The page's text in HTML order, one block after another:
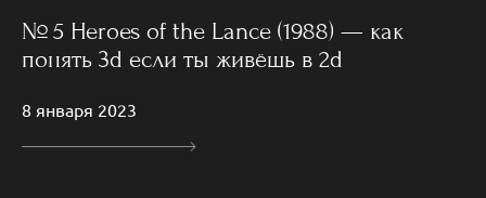
№ 5 Heroes of the Lance (1988) — как
понять 3d если ты живёшь в 2d
8 января 2023